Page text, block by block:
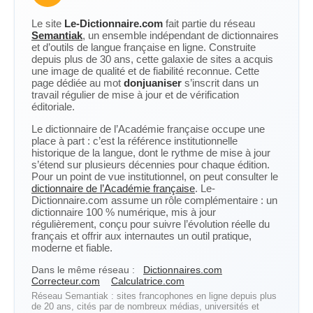
Le site Le-Dictionnaire.com fait partie du réseau
Semantiak, un ensemble indépendant de dictionnaires
et d’outils de langue française en ligne. Construite
depuis plus de 30 ans, cette galaxie de sites a acquis
une image de qualité et de fiabilité reconnue. Cette
page dédiée au mot donjuaniser s’inscrit dans un
travail régulier de mise à jour et de vérification
éditoriale.
Le dictionnaire de l’Académie française occupe une
place à part : c’est la référence institutionnelle
historique de la langue, dont le rythme de mise à jour
s’étend sur plusieurs décennies pour chaque édition.
Pour un point de vue institutionnel, on peut consulter le
dictionnaire de l’Académie française. Le-
Dictionnaire.com assume un rôle complémentaire : un
dictionnaire 100 % numérique, mis à jour
régulièrement, conçu pour suivre l’évolution réelle du
français et offrir aux internautes un outil pratique,
moderne et fiable.
Dans le même réseau :
Dictionnaires.com
Correcteur.com
Calculatrice.com
Réseau Semantiak : sites francophones en ligne depuis plus
de 20 ans, cités par de nombreux médias, universités et